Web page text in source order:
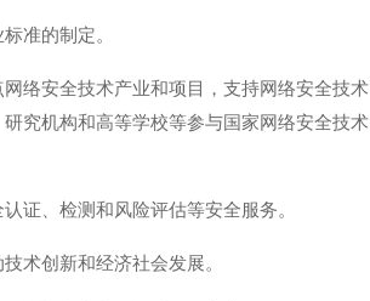
准的制定。
络安全技术产业和项目，支持网络安全技术
究机构和高等学校等参与国家网络安全技术
证、检测和风险评估等安全服务。
术创新和经济社会发展。